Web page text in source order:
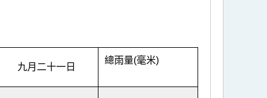
九月二十一日
總雨量(毫米)